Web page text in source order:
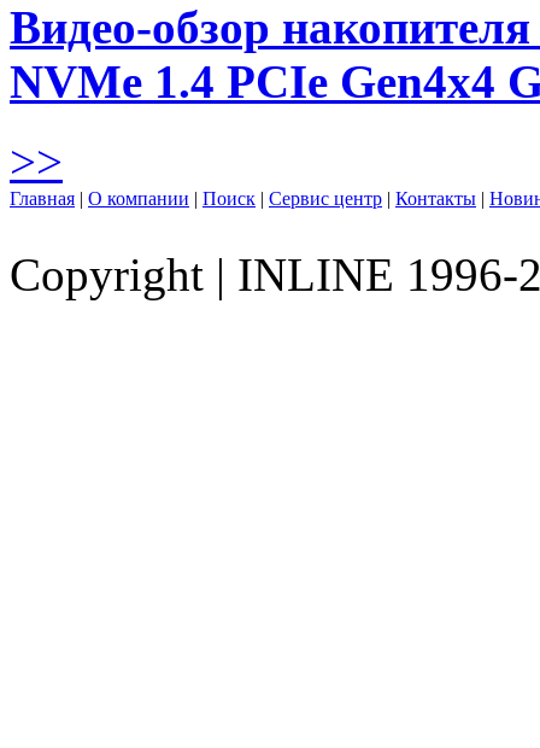
Видео-обзор
NVMe 1.4 PCIe Gen4х4
>>
Главная | О компании | Поиск | Сервис центр | Контакты |
Copyright | INLINE 1996-